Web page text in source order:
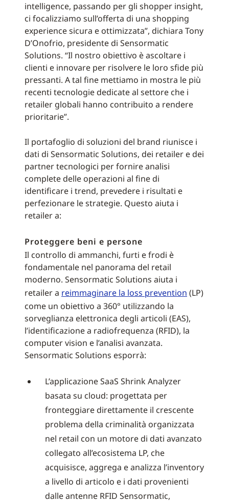
intelligence, passando per gli shopper insight,
ci focalizziamo sull’offerta di una shopping
experience sicura e ottimizzata”, dichiara Tony
D’Onofrio, presidente di Sensormatic
Solutions. “Il nostro obiettivo è ascoltare i
clienti e innovare per risolvere le loro sfide più
pressanti. A tal fine mettiamo in mostra le più
recenti tecnologie dedicate al settore che i
retailer globali hanno contribuito a rendere
prioritarie”.
Il portafoglio di soluzioni del brand riunisce i
dati di Sensormatic Solutions, dei retailer e dei
partner tecnologici per fornire analisi
complete delle operazioni al fine di
identificare i trend, prevedere i risultati e
perfezionare le strategie. Questo aiuta i
retailer a:
Proteggere beni e persone
Il controllo di ammanchi, furti e frodi è
fondamentale nel panorama del retail
moderno. Sensormatic Solutions aiuta i
retailer a reimmaginare la loss prevention (LP)
come un obiettivo a 360° utilizzando la
sorveglianza elettronica degli articoli (EAS),
l’identificazione a radiofrequenza (RFID), la
computer vision e l’analisi avanzata.
Sensormatic Solutions esporrà:
L’applicazione SaaS Shrink Analyzer
basata su cloud: progettata per
fronteggiare direttamente il crescente
problema della criminalità organizzata
nel retail con un motore di dati avanzato
collegato all’ecosistema LP, che
acquisisce, aggrega e analizza l’inventory
a livello di articolo e i dati provenienti
dalle antenne RFID Sensormatic,